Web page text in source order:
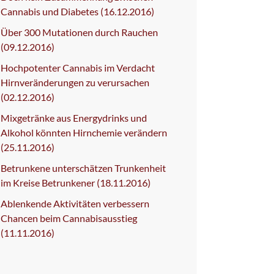
Cannabis und Diabetes (16.12.2016)
Über 300 Mutationen durch Rauchen
(09.12.2016)
Hochpotenter Cannabis im Verdacht
Hirnveränderungen zu verursachen
(02.12.2016)
Mixgetränke aus Energydrinks und
Alkohol könnten Hirnchemie verändern
(25.11.2016)
Betrunkene unterschätzen Trunkenheit
im Kreise Betrunkener (18.11.2016)
Ablenkende Aktivitäten verbessern
Chancen beim Cannabisausstieg
(11.11.2016)